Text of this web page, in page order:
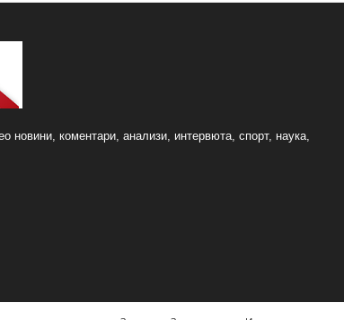
новини, коментари, анализи, интервюта, спорт, наука,